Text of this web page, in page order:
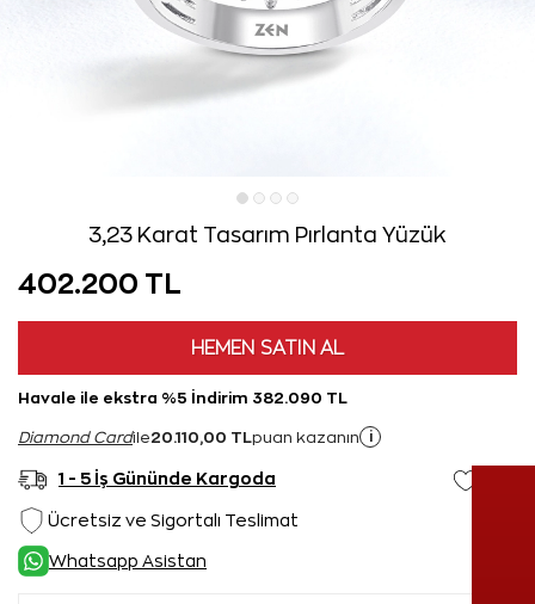
3,23 Karat Tasarım Pırlanta Yüzük
402.200 TL
HEMEN SATIN AL
Havale ile ekstra %5 İndirim 382.090 TL
Diamond Cardile20.110,00 TL puan kazanın i
1 - 5 İş Gününde Kargoda
Ücretsiz ve Sigortalı Teslimat
Whatsapp Asistan